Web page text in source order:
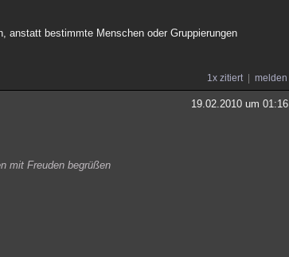
anstatt bestimmte Menschen oder Gruppierungen
1x zitiert melden
19.02.2010 um 01:16
mit Freuden begrüßen